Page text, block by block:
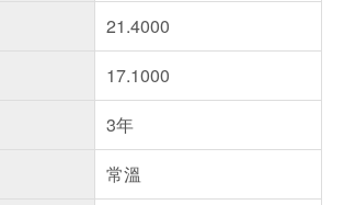
21.4000
17.1000
3年
常溫